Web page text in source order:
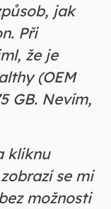
jak
Při
že je
(OEM
GB. Nevím,
kliknu
se mi
možnosti